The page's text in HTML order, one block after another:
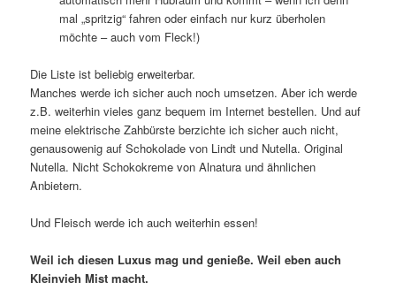
mal „spritzig“ fahren oder einfach nur kurz überholen
möchte – auch vom Fleck!)
Die Liste ist beliebig erweiterbar.
Manches werde ich sicher auch noch umsetzen. Aber ich werde
z.B. weiterhin vieles ganz bequem im Internet bestellen. Und auf
meine elektrische Zahbürste berzichte ich sicher auch nicht,
genausowenig auf Schokolade von Lindt und Nutella. Original
Nutella. Nicht Schokokreme von Alnatura und ähnlichen
Anbietern.
Und Fleisch werde ich auch weiterhin essen!
Weil ich diesen Luxus mag und genieße. Weil eben auch
Kleinvieh Mist macht.